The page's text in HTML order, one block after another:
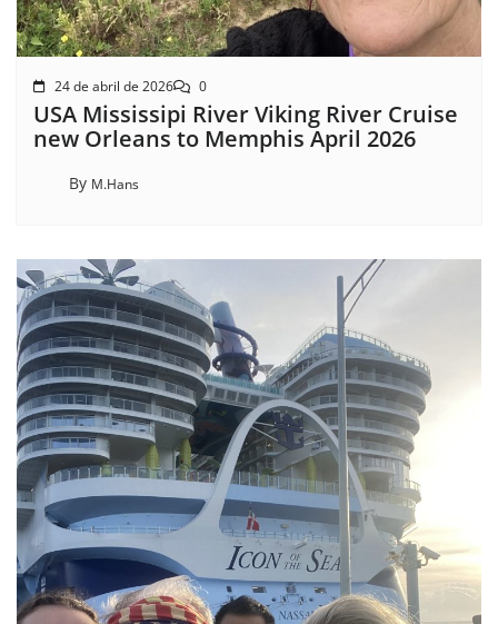
24 de abril de 2026 0
USA Mississipi River Viking River Cruise
new Orleans to Memphis April 2026
By M.Hans